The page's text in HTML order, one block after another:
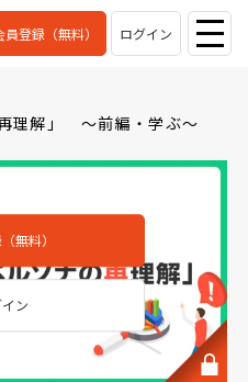
員登録（無料） ログイン
理解」 ～前編・学ぶ～
無料）
ン